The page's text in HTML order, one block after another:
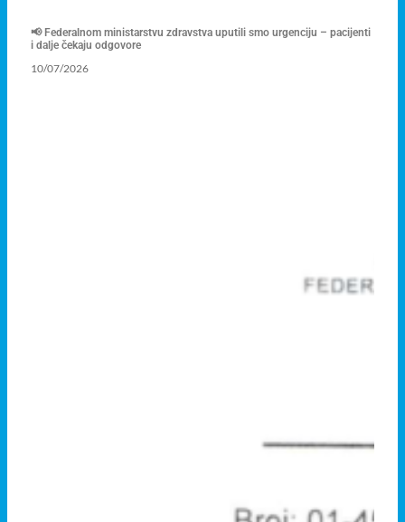
📢 Federalnom ministarstvu zdravstva uputili smo urgenciju – pacijenti
i dalje čekaju odgovore
10/07/2026